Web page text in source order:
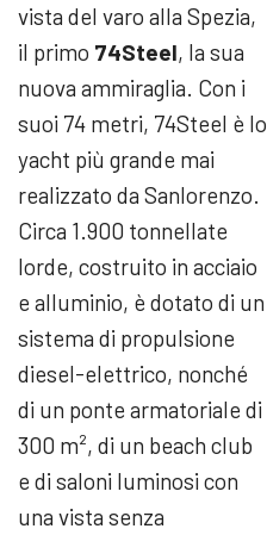
vista del varo alla Spezia,
il primo 74Steel, la sua
nuova ammiraglia. Con i
suoi 74 metri, 74Steel è lo
yacht più grande mai
realizzato da Sanlorenzo.
Circa 1.900 tonnellate
lorde, costruito in acciaio
e alluminio, è dotato di un
sistema di propulsione
diesel-elettrico, nonché
di un ponte armatoriale di
300 m², di un beach club
e di saloni luminosi con
una vista senza